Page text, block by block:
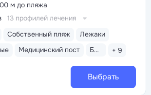
м до пляжа
Собственный пляж
Лежаки
Медицинский пост Бассейн открытый + 9
13 профилей лечения
Выбрать